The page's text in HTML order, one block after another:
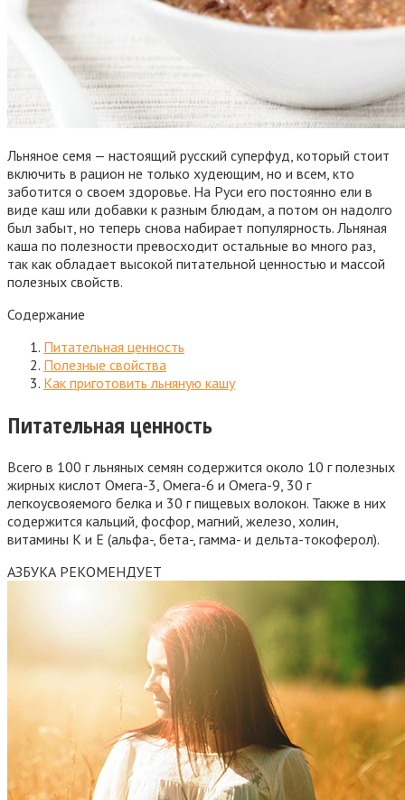
Льняное семя — настоящий русский суперфуд, который стоит
включить в рацион не только худеющим, но и всем, кто
заботится о своем здоровье. На Руси его постоянно ели в
виде каш или добавки к разным блюдам, а потом он надолго
был забыт, но теперь снова набирает популярность. Льняная
каша по полезности превосходит остальные во много раз,
так как обладает высокой питательной ценностью и массой
полезных свойств.
Содержание
Питательная ценность
Полезные свойства
Как приготовить льняную кашу
Питательная ценность
Всего в 100 г льняных семян содержится около 10 г полезных
жирных кислот Омега-3, Омега-6 и Омега-9, 30 г
легкоусвояемого белка и 30 г пищевых волокон. Также в них
содержится кальций, фосфор, магний, железо, холин,
витамины К и Е (альфа-, бета-, гамма- и дельта-токоферол).
АЗБУКА РЕКОМЕНДУЕТ